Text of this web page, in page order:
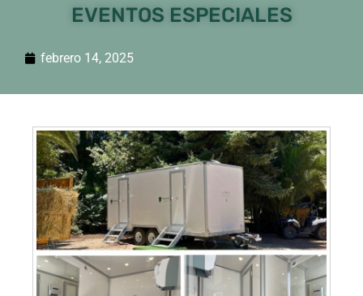
EVENTOS ESPECIALES
febrero 14, 2025